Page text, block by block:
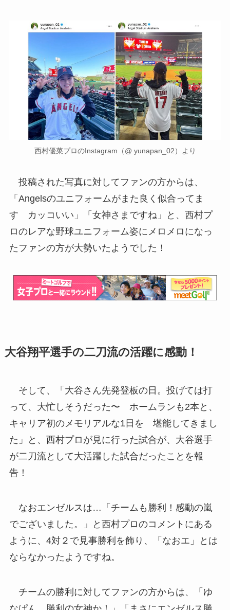
西村優菜プロのInstagram（@ yunapan_02）より
投稿された写真に対してファンの方からは、
「Angelsのユニフォームがまた良く似合ってま
す カッコいい」「女神さまですね」と、西村プ
ロのレアな野球ユニフォーム姿にメロメロになっ
たファンの方が大勢いたようでした！
大谷翔平選手の二刀流の活躍に感動！
そして、「大谷さん先発登板の日。投げては打
って、大忙しそうだった〜 ホームランも2本と、
キャリア初のメモリアルな1日を 堪能してきまし
た」と、西村プロが見に行った試合が、大谷選手
が二刀流として大活躍した試合だったことを報
告！
なおエンゼルスは…「チームも勝利！感動の嵐
でございました。」と西村プロのコメントにある
ように、4対２で見事勝利を飾り、「なおエ」とは
ならなかったようですね。
チームの勝利に対してファンの方からは、「ゆ